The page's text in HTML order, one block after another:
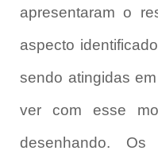
apresentaram o
aspecto
sendo atingidas
ver com esse
desenhando.